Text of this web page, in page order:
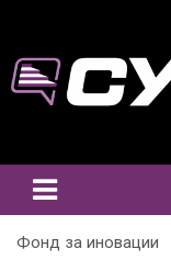
content
Фонд за иновации